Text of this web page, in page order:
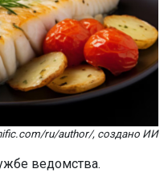
ru/author/, создано ИИ
ведомства.